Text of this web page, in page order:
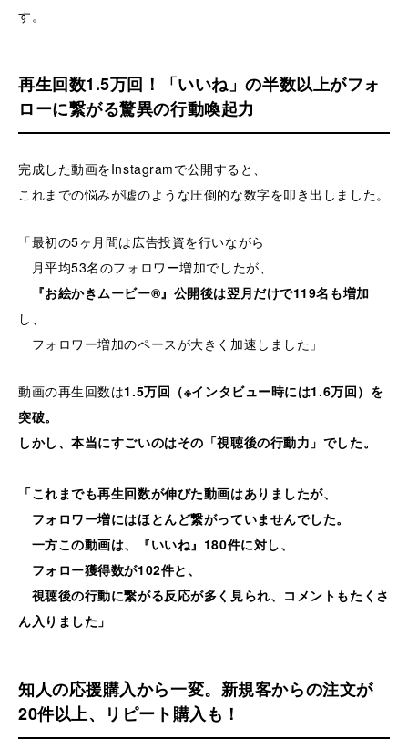
す。
再生回数1.5万回！「いいね」の半数以上がフォ
ローに繋がる驚異の行動喚起力
完成した動画をInstagramで公開すると、
これまでの悩みが嘘のような圧倒的な数字を叩き出しました。
「最初の5ヶ月間は広告投資を行いながら
月平均53名のフォロワー増加でしたが、
『お絵かきムービー®』公開後は翌月だけで119名も増加
し、
フォロワー増加のペースが大きく加速しました」
動画の再生回数は1.5万回（※インタビュー時には1.6万回）を
突破。
しかし、本当にすごいのはその「視聴後の行動力」でした。
「これまでも再生回数が伸びた動画はありましたが、
フォロワー増にはほとんど繋がっていませんでした。
一方この動画は、『いいね』180件に対し、
フォロー獲得数が102件と、
視聴後の行動に繋がる反応が多く見られ、コメントもたくさ
ん入りました」
知人の応援購入から一変。新規客からの注文が
20件以上、リピート購入も！